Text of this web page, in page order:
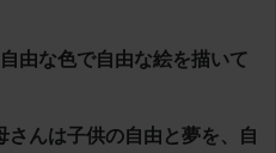
由な色で自由な絵を描いて
んは子供の自由と夢を、自